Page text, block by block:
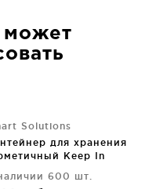
может
Solutions
для хранения
Keep In
600 шт.